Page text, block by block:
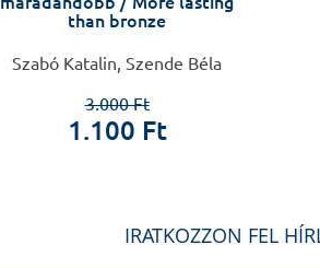
than bronze
Szabó Katalin, Szende Béla
3.000 Ft
1.100 Ft
IRATKOZZON FEL